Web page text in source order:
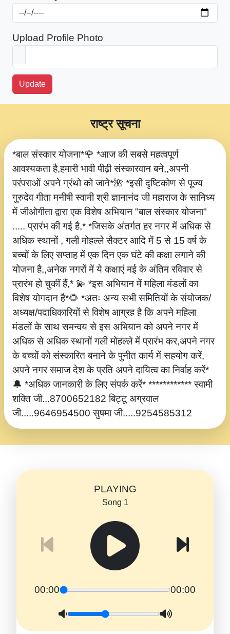
Upload Profile Photo
Update
*बाल संस्कार योजना*🌹 *आज की सबसे महत्वपूर्ण
आवश्यकता है,हमारी भावी पीढ़ी संस्कारवान बने,,अपनी
परंपराओं अपने ग्रंथो को जाने*🌺 *इसी दृष्टिकोण से पूज्य
गुरुदेव गीता मनीषी स्वामी श्री ज्ञानानंद जी महाराज के सानिध्य
में जीओगीता द्वारा एक विशेष अभियान "बाल संस्कार योजना"
..... प्रारंभ की गई है,* *जिसके अंतर्गत हर नगर में अधिक से
अधिक स्थानों , गली मोहल्ले सैक्टर आदि में 5 से 15 वर्ष के
बच्चों के लिए सप्ताह में एक दिन एक घंटे की कक्षा लगाने की
योजना है,,अनेक नगरों में ये कक्षाएं मई के अंतिम रविवार से
प्रारंभ हो चुकीं हैं,* 💫 *इस अभियान में महिला मंडलों का
विशेष योगदान है*🌻 *अतः अन्य सभी समितियों के संयोजक/
अध्यक्ष/पदाधिकारियों से विशेष आग्रह है कि अपने महिला
मंडलों के साथ समन्वय से इस अभियान को अपने नगर में
अधिक से अधिक स्थानों गली मोहल्ले में प्रारंभ कर,अपने नगर
के बच्चों को संस्कारित बनाने के पुनीत कार्य में सहयोग करें,
अपने नगर समाज देश के प्रति अपने दायित्व का निर्वाह करें*
🔔 *अधिक जानकारी के लिए संपर्क करें* ************ स्वामी
शक्ति जी...8700652182 बिट्टू अग्रवाल
जी.....9646954500 सुषमा जी.....9254585312
राष्ट्र सूचना
PLAYING
Song 1
00:00 00:00